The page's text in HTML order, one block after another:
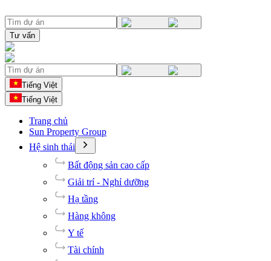
Tư vấn
Tiếng Việt
Tiếng Việt
Trang chủ
Sun Property Group
Hệ sinh thái
Bất động sản cao cấp
Giải trí - Nghỉ dưỡng
Hạ tầng
Hàng không
Y tế
Tài chính